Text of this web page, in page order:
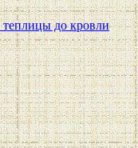
теплицы до кровли